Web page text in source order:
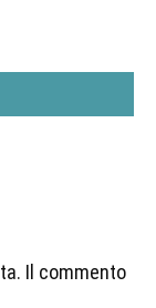
Il commento